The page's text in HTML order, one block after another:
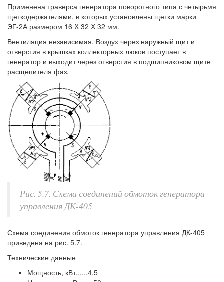
Применена траверса генератора поворотного типа с четырьмя
щеткодержателями, в которых установлены щетки марки
ЭГ-2А размером 16 X 32 X 32 мм.
Вентиляция независимая. Воздух через наружный щит и
отверстия в крышках коллекторных люков поступает в
генератор и выходит через отверстия в подшипниковом щите
расщепителя фаз.
Рис. 5.7. Схема соединений обмоток генератора
управления ДК-405
Схема соединения обмоток генератора управления ДК-405
приведена на рис. 5.7.
Технические данные
Мощность, кВт......4,5